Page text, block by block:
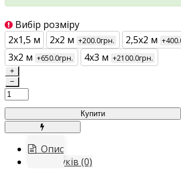
Вибір розміру
2х1,5 м
2х2 м +200.0грн. 2,5х2 м
3х2 м +650.0грн. 4х3 м +2100.0грн.
+
−
Купити
Опис
Відгуків (0)